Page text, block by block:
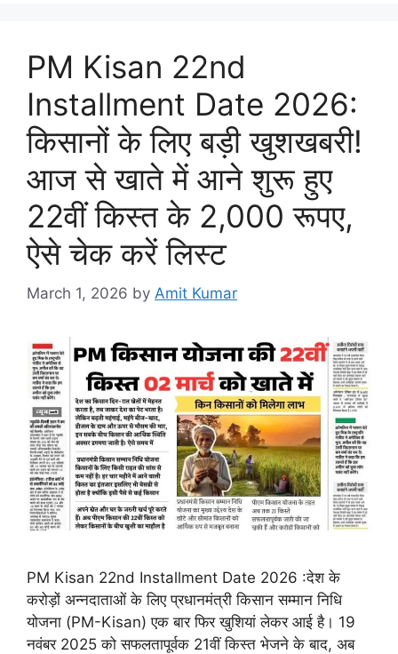
PM Kisan 22nd
Installment Date 2026:
किसानों के लिए बड़ी खुशखबरी!
आज से खाते में आने शुरू हुए
22वीं किस्त के 2,000 रूपए,
ऐसे चेक करें लिस्ट
March 1, 2026 by Amit Kumar
PM Kisan 22nd Installment Date 2026 :देश के
करोड़ों अन्नदाताओं के लिए प्रधानमंत्री किसान सम्मान निधि
योजना (PM-Kisan) एक बार फिर खुशियां लेकर आई है। 19
नवंबर 2025 को सफलतापूर्वक 21वीं किस्त भेजने के बाद, अब